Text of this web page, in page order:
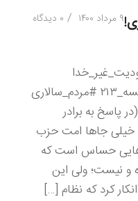
۹ مرداد ۱۴۰۰ / ۰ دیدگاه
#احمد_قوی #یادداشت_۵۶ #جلسه_۲۱۳ #مردم_سالاری
پاسخ به برادر
جاها امت حزب
هایی حساس است که
و نیست؛ ولی این
کرد که نظام […]